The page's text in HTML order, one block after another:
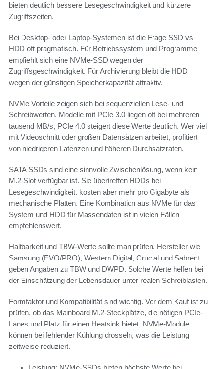
bieten deutlich bessere Lesegeschwindigkeit und kürzere
Zugriffszeiten.
Bei Desktop- oder Laptop-Systemen ist die Frage SSD vs
HDD oft pragmatisch. Für Betriebssystem und Programme
empfiehlt sich eine NVMe-SSD wegen der
Zugriffsgeschwindigkeit. Für Archivierung bleibt die HDD
wegen der günstigen Speicherkapazität attraktiv.
NVMe Vorteile zeigen sich bei sequenziellen Lese- und
Schreibwerten. Modelle mit PCIe 3.0 liegen oft bei mehreren
tausend MB/s, PCIe 4.0 steigert diese Werte deutlich. Wer viel
mit Videoschnitt oder großen Datensätzen arbeitet, profitiert
von niedrigeren Latenzen und höheren Durchsatzraten.
SATA SSDs sind eine sinnvolle Zwischenlösung, wenn kein
M.2-Slot verfügbar ist. Sie übertreffen HDDs bei
Lesegeschwindigkeit, kosten aber mehr pro Gigabyte als
mechanische Platten. Eine Kombination aus NVMe für das
System und HDD für Massendaten ist in vielen Fällen
empfehlenswert.
Haltbarkeit und TBW-Werte sollte man prüfen. Hersteller wie
Samsung (EVO/PRO), Western Digital, Crucial und Sabrent
geben Angaben zu TBW und DWPD. Solche Werte helfen bei
der Einschätzung der Lebensdauer unter realen Schreiblasten.
Formfaktor und Kompatibilität sind wichtig. Vor dem Kauf ist zu
prüfen, ob das Mainboard M.2-Steckplätze, die nötigen PCIe-
Lanes und Platz für einen Heatsink bietet. NVMe-Module
können bei fehlender Kühlung drosseln, was die Leistung
zeitweise reduziert.
Leistung: NVMe-SSDs bieten höchste Werte bei